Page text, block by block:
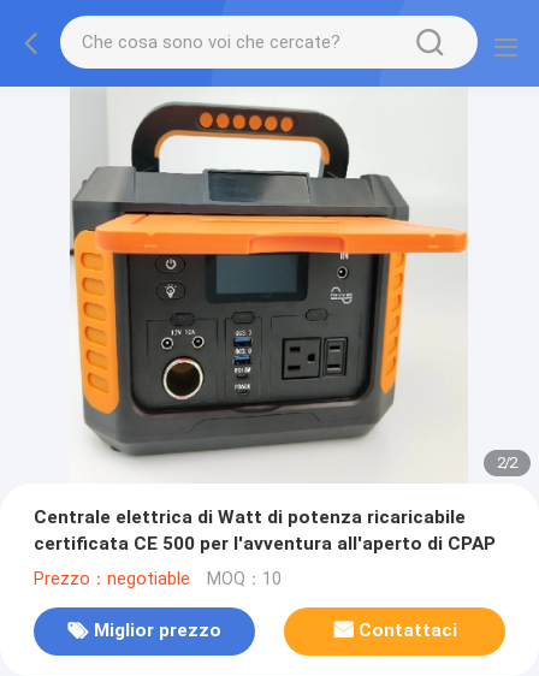
2/2
Centrale elettrica di Watt di potenza ricaricabile
certificata CE 500 per l'avventura all'aperto di CPAP
Prezzo：negotiable MOQ：10
Miglior prezzo Contattaci